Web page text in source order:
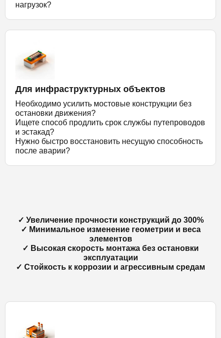
нагрузок?
Для инфраструктурных объектов
Необходимо усилить мостовые конструкции без
остановки движения?
Ищете способ продлить срок службы путепроводов
и эстакад?
Нужно быстро восстановить несущую способность
после аварии?
✓ Увеличение прочности конструкций до 300%
✓ Минимальное изменение геометрии и веса
элементов
✓ Высокая скорость монтажа без остановки
эксплуатации
✓ Стойкость к коррозии и агрессивным средам